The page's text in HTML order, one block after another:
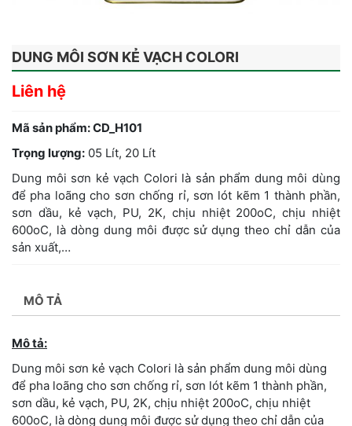
DUNG MÔI SƠN KẺ VẠCH COLORI
Liên hệ
Mã sản phẩm:CD_H101
Trọng lượng: 05 Lít, 20 Lít
Dung môi sơn kẻ vạch Colori là sản phẩm dung môi dùng
để pha loãng cho sơn chống rỉ, sơn lót kẽm 1 thành phần,
sơn dầu, kẻ vạch, PU, 2K, chịu nhiệt 200oC, chịu nhiệt
600oC, là dòng dung môi được sử dụng theo chỉ dẫn của
sản xuất,…
MÔ TẢ
Mô tả:
Dung môi sơn kẻ vạch Colori là sản phẩm dung môi dùng
để pha loãng cho sơn chống rỉ, sơn lót kẽm 1 thành phần,
sơn dầu, kẻ vạch, PU, 2K, chịu nhiệt 200oC, chịu nhiệt
600oC, là dòng dung môi được sử dụng theo chỉ dẫn của